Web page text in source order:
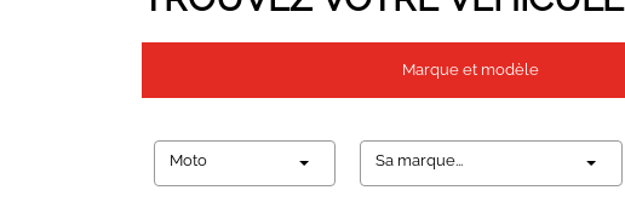
Marque et modèle
Moto Sa marque...